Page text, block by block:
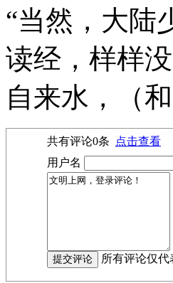
“当然，大陆
读经，样样
自来水，（
共有评论0条
点击查看
用户名
所有评论仅